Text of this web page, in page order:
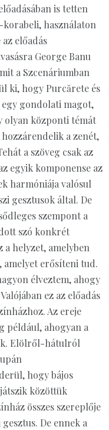
is tetten
korabeli, használaton
előadás
George Banu
a Szcenáriumban
ki, hogy Purcărete és
gondolati magot,
olyan központi témát
a zenét,
a szöveg csak az
egyik komponense az
harmóniája valósul
gesztusok által. De
szempont a
szó konkrét
a helyzet, amelyben
amelyet erősíteni tud.
élveztem, ahogy
ez az előadás
Az ereje
például, ahogyan a
Elölről-hátulról
hogy bájos
közöttük
összes szereplője
De ennek a